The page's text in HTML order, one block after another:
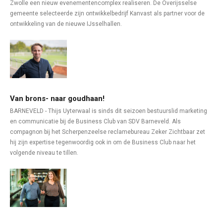
Zwolle een nieuw evenementencomplex realiseren. De Overijsselse
gemeente selecteerde zijn ontwikkelbedrijf Kanvast als partner voor de
ontwikkeling van de nieuwe IJsselhallen.
Van brons- naar goudhaan!
BARNEVELD - Thijs Uyterwaal is sinds dit seizoen bestuurslid marketing
en communicatie bij de Business Club van SDV Barneveld. Als
compagnon bij het Scherpenzeelse reclamebureau Zeker Zichtbaar zet
hij zijn expertise tegenwoordig ook in om de Business Club naar het
volgende niveau te tillen.